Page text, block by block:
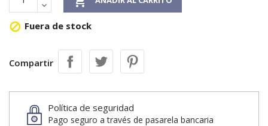
 Fuera de stock
Compartir
Política de seguridad
Pago seguro a través de pasarela bancaria